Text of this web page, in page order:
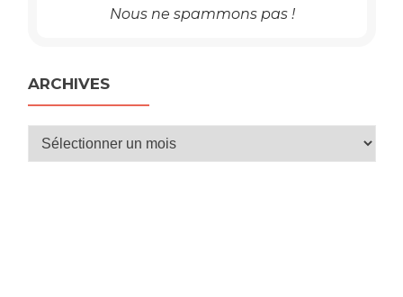
Nous ne spammons pas !
ARCHIVES
Archives